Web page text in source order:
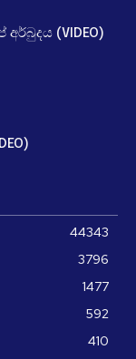
(VIDEO)
44343
3796
1477
592
410